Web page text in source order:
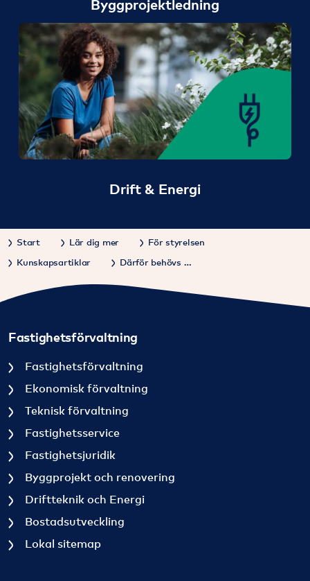
Byggprojektledning
Drift & Energi
Start Lär dig mer
För styrelsen
Kunskapsartiklar
Därför behövs en underhållsplan
Fastighetsförvaltning
Fastighetsförvaltning
Ekonomisk förvaltning
Teknisk förvaltning
Fastighetsservice
Fastighetsjuridik
Byggprojekt och renovering
Driftteknik och Energi
Bostadsutveckling
Lokal sitemap